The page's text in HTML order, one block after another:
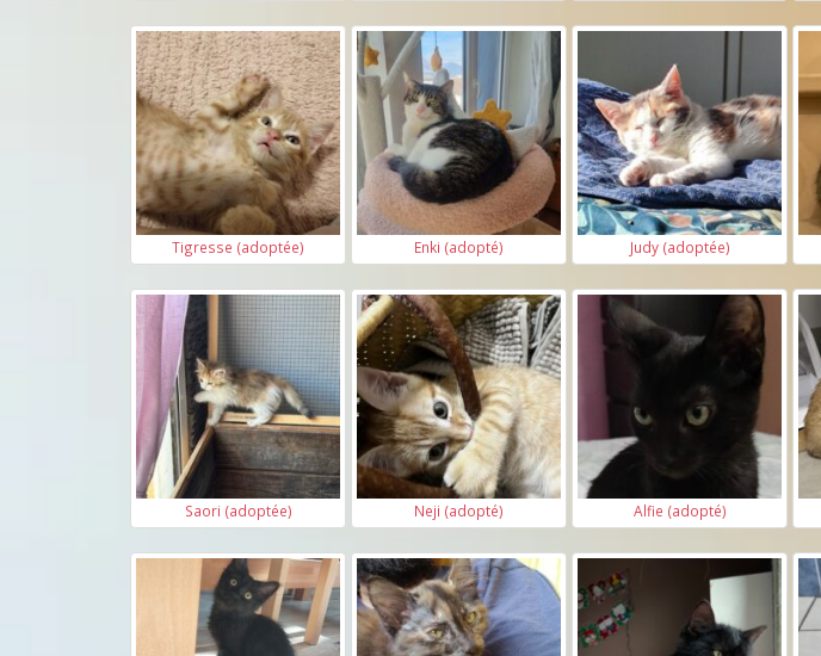
Tigresse (adoptée) Enki (adopté) Judy (adoptée)
Saori (adoptée) Neji (adopté) Alfie (adopté)